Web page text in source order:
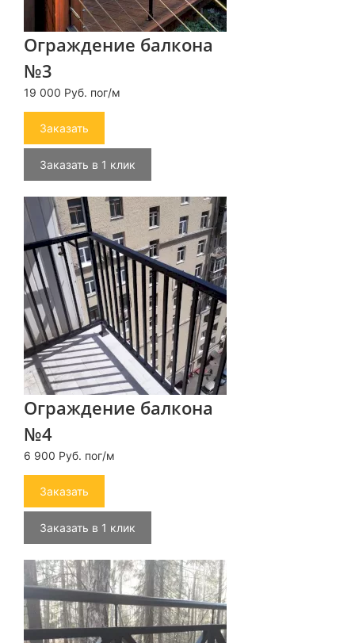
Ограждение балкона
№3
19 000 Руб. пог/м
Заказать
Заказать в 1 клик
Ограждение балкона
№4
6 900 Руб. пог/м
Заказать
Заказать в 1 клик